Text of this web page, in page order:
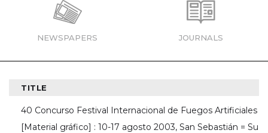
NEWSPAPERS JOURNALS
TITLE
40 Concurso Festival Internacional de Fuegos Artificiales
[Material gráfico] : 10-17 agosto 2003, San Sebastián = Su